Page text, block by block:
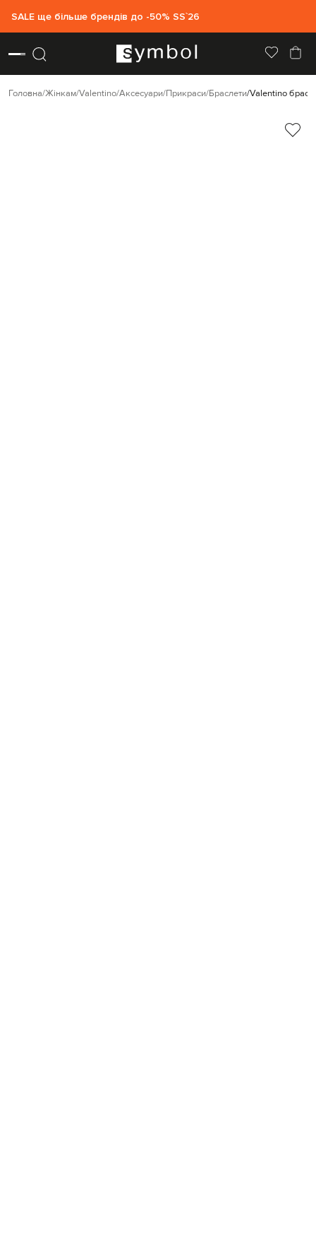
SALE ще більше брендів до -50% SS`26
Головна Жінкам Valentino Аксесуари Прикраси Браслети Valentino